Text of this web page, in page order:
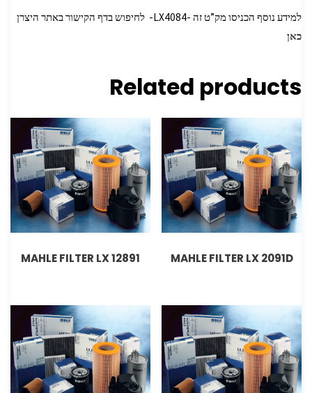
למידע נוסף הכניסו מק”ט זה -LX4084- לחיפוש בדף הקישור באתר היצרן
כאן
Related products
MAHLE FILTER LX 2091D
MAHLE FILTER LX 12891